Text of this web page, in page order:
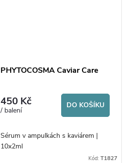
PHYTOCOSMA Caviar Care
450 Kč
/ balení
DO KOŠÍKU
Sérum v ampulkách s kaviárem |
10x2ml
Kód:T1827